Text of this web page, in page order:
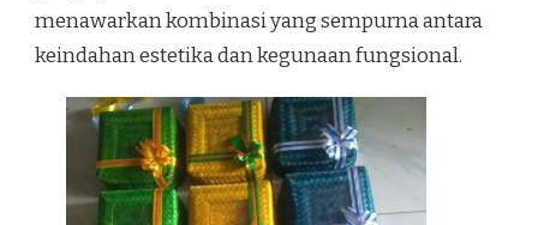
menawarkan kombinasi yang sempurna antara
keindahan estetika dan kegunaan fungsional.